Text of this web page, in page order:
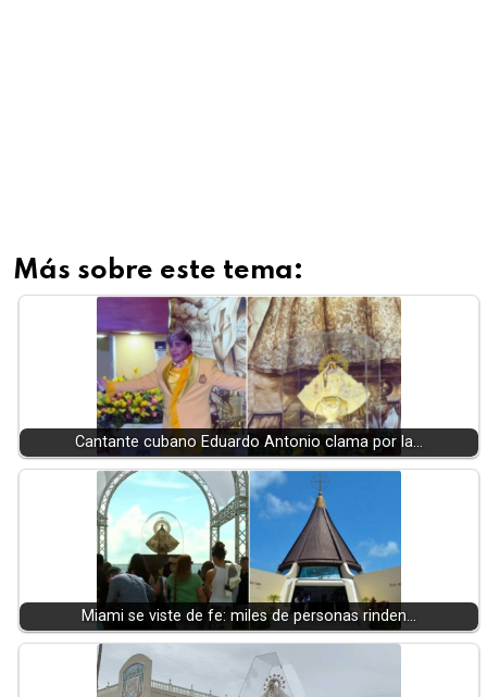
Más sobre este tema:
Cantante cubano Eduardo Antonio clama por la…
Miami se viste de fe: miles de personas rinden…